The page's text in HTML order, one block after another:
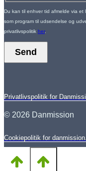
Du kan til enhver tid afmelde via et
som program til udsendelse og
privatlivspolitik her.
Send
Privatlivspolitik for
© 2026 Danmission
Cookiepolitik for